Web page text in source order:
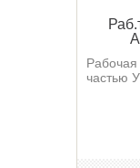
Рабочая
частью